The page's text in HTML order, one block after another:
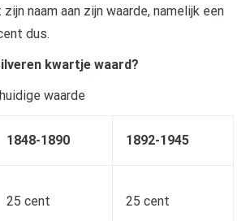
naam aan zijn waarde, namelijk een
dus.
kwartje waard?
waarde
1848-1890 1892-1945
25 cent 25 cent